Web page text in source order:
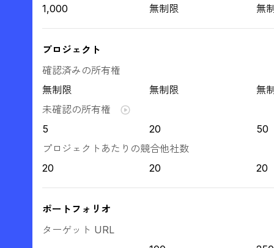
1,000
無制限 無
プロジェクト
確認済みの所有権
無制限
無制限
無
未確認の所有権
5
20
50
プロジェクトあたりの競合他社数
20
20 20
ポートフォリオ
ターゲット URL